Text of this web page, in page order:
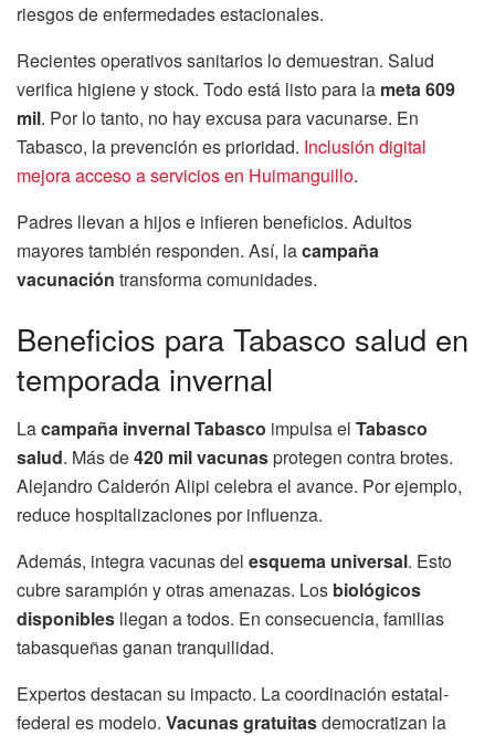
riesgos de enfermedades estacionales.
Recientes operativos sanitarios lo demuestran. Salud
verifica higiene y stock. Todo está listo para la meta 609
mil. Por lo tanto, no hay excusa para vacunarse. En
Tabasco, la prevención es prioridad. Inclusión digital
mejora acceso a servicios en Huimanguillo.
Padres llevan a hijos e infieren beneficios. Adultos
mayores también responden. Así, lacampaña
vacunación transforma comunidades.
Beneficios para Tabasco salud en
temporada invernal
Lacampaña invernal Tabasco impulsa el Tabasco
salud. Más de420 mil vacunasprotegen contra brotes.
Alejandro Calderón Alipi celebra el avance. Por ejemplo,
reduce hospitalizaciones por influenza.
Además, integra vacunas del esquema universal. Esto
cubre sarampión y otras amenazas. Los biológicos
disponibles llegan a todos. En consecuencia, familias
tabasqueñas ganan tranquilidad.
Expertos destacan su impacto. La coordinación estatal-
federal es modelo. Vacunas gratuitasdemocratizan la